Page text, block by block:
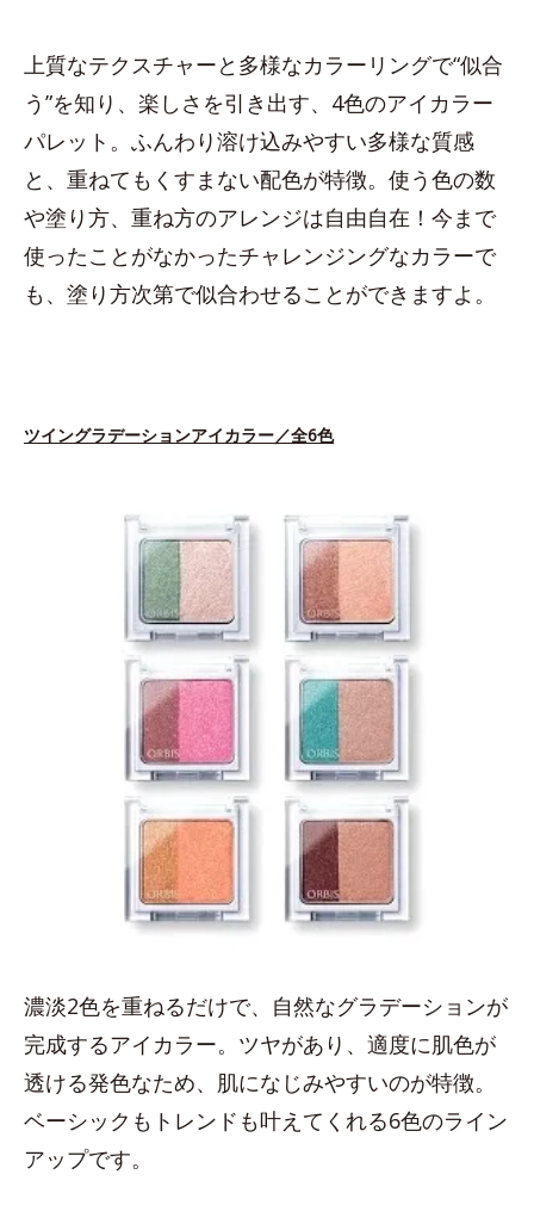
上質なテクスチャーと多様なカラーリングで“似合
う”を知り、楽しさを引き出す、4色のアイカラー
パレット。ふんわり溶け込みやすい多様な質感
と、重ねてもくすまない配色が特徴。使う色の数
や塗り方、重ね方のアレンジは自由自在！今まで
使ったことがなかったチャレンジングなカラーで
も、塗り方次第で似合わせることができますよ。
ツイングラデーションアイカラー／全6色
濃淡2色を重ねるだけで、自然なグラデーションが
完成するアイカラー。ツヤがあり、適度に肌色が
透ける発色なため、肌になじみやすいのが特徴。
ベーシックもトレンドも叶えてくれる6色のライン
アップです。